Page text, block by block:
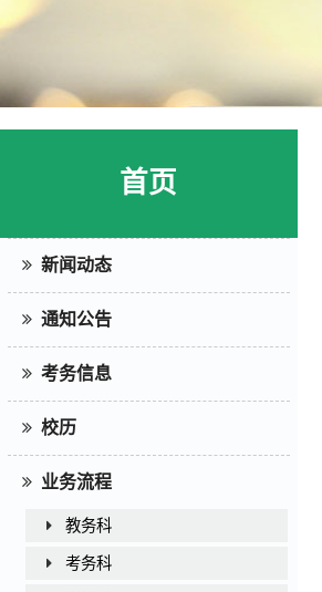
首页
新闻动态
通知公告
考务信息
校历
业务流程
教务科
考务科